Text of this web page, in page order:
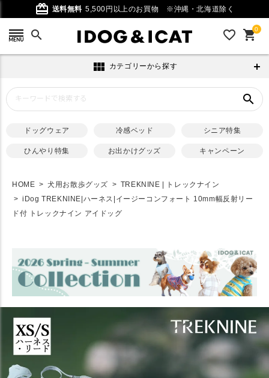
card_giftcard 送料無料 5,500円以上のお買物 ※沖縄・北海道除く
search favorite_outline 0
shopping_cart
view_module カテゴリーから探す
search
ドッグウェア 冷感ベッド シニア特集
ひんやり特集 お出かけグッズ キャンペーン
HOME 犬用お散歩グッズ
TREKNINE | トレックナイン
iDog TREKNINE|ハーネス|イージーコンフォート 10mm幅反射リー
ド付 トレックナイン アイドッグ